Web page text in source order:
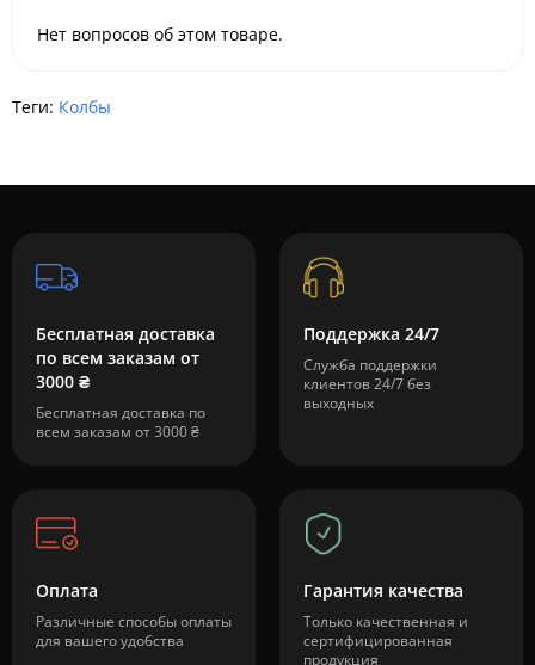
Нет вопросов об этом товаре.
Теги: Колбы
Бесплатная доставка
по всем заказам от
3000 ₴
Бесплатная доставка по
всем заказам от 3000 ₴
Поддержка 24/7
Служба поддержки
клиентов 24/7 без
выходных
Оплата
Различные способы оплаты
для вашего удобства
Гарантия качества
Только качественная и
сертифицированная
продукция